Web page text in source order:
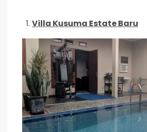
Villa Kusuma Estate Baru